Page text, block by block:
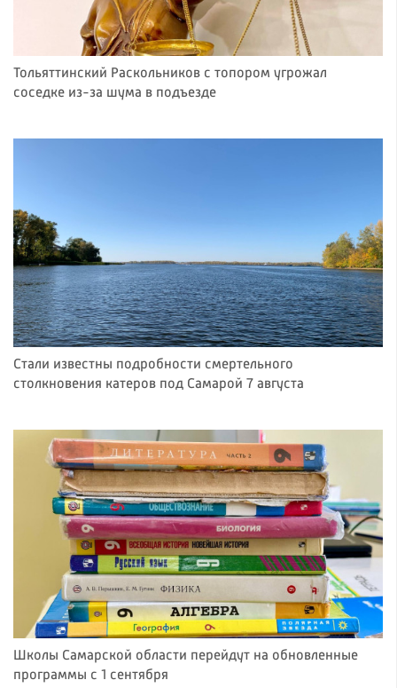
Тольяттинский Раскольников с топором угрожал
соседке из-за шума в подъезде
Стали известны подробности смертельного
столкновения катеров под Самарой 7 августа
Школы Самарской области перейдут на обновленные
программы с 1 сентября